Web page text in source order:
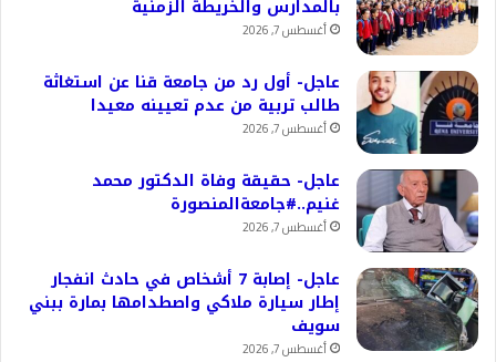
بالمدارس والخريطة الزمنية
أغسطس 7, 2026
عاجل- أول رد من جامعة قنا عن استغاثة
طالب تربية من عدم تعيينه معيدا
أغسطس 7, 2026
عاجل- حقيقة وفاة الدكتور محمد
غنيم..#جامعةالمنصورة
أغسطس 7, 2026
عاجل- إصابة 7 أشخاص في حادث انفجار
إطار سيارة ملاكي واصطدامها بمارة ببني
سويف
أغسطس 7, 2026